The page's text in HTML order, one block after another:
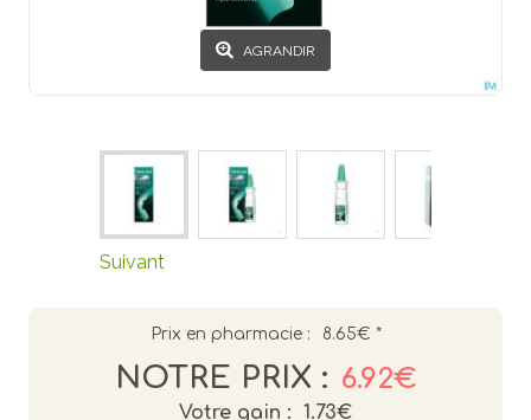
AGRANDIR
Suivant
Prix en pharmacie : 8.65€ *
NOTRE PRIX : 6.92€
Votre gain : 1.73€